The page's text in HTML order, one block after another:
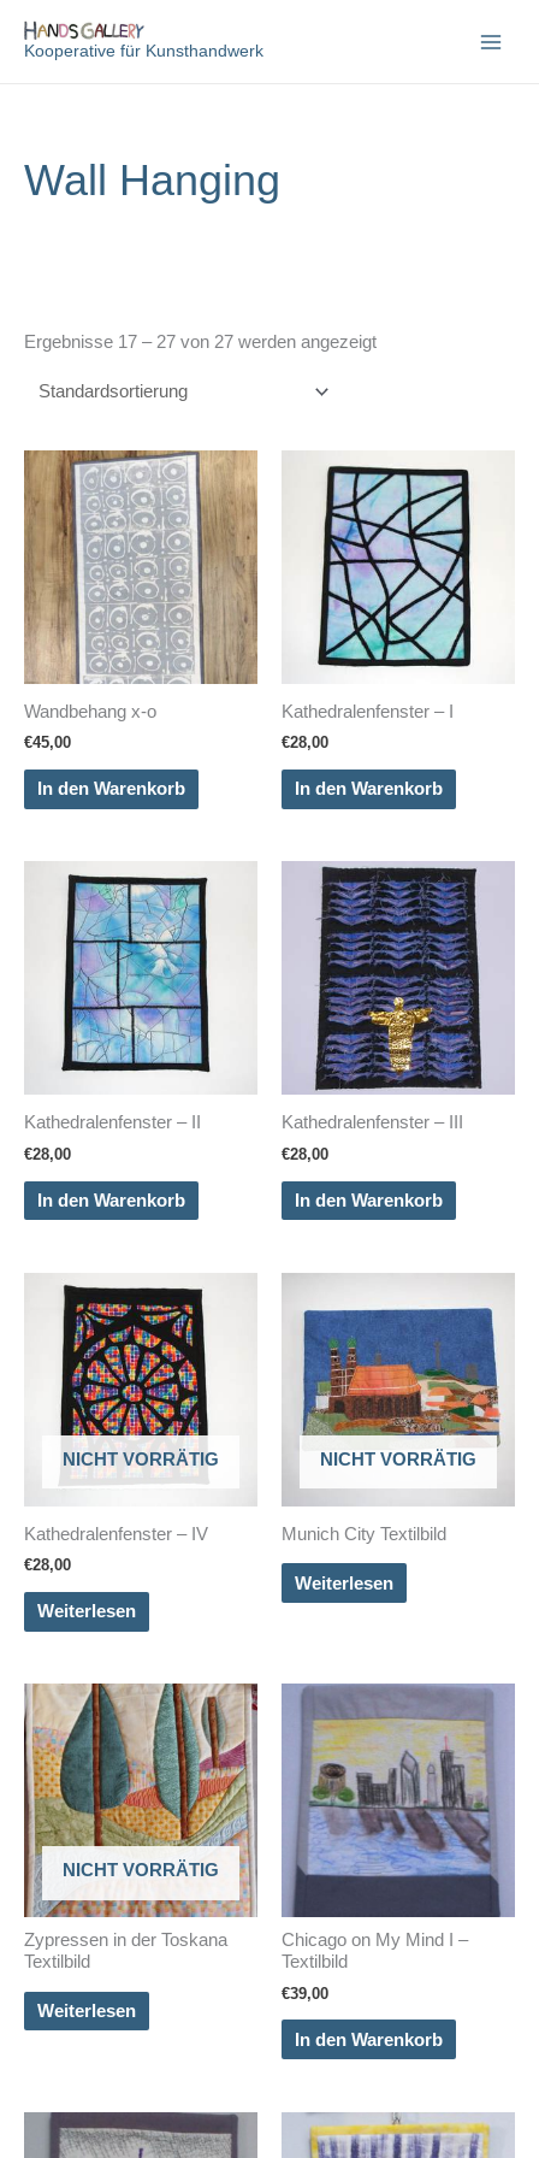
InhaltKooperative für Kunsthandwerk
Wall Hanging
Ergebnisse 17 – 27 von 27 werden angezeigt
Wandbehang x-o
€45,00
In den Warenkorb
Kathedralenfenster – I
€28,00
In den Warenkorb
Kathedralenfenster – II
€28,00
In den Warenkorb
Kathedralenfenster – III
€28,00
In den Warenkorb
NICHT VORRÄTIG
Kathedralenfenster – IV
€28,00
Weiterlesen
NICHT VORRÄTIG
Munich City Textilbild
Weiterlesen
NICHT VORRÄTIG
Zypressen in der Toskana
Textilbild
Weiterlesen
Chicago on My Mind I –
Textilbild
€39,00
In den Warenkorb